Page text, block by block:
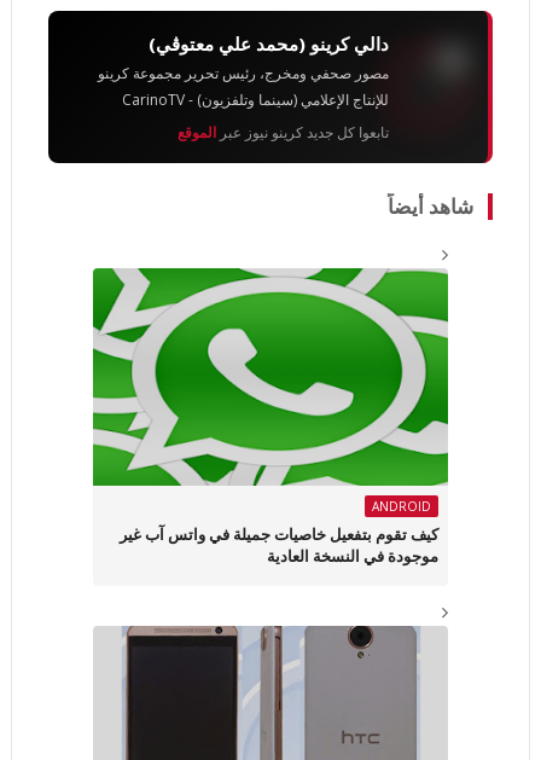
دالي كرينو (محمد علي معتوڨي)
مصور صحفي ومخرج، رئيس تحرير مجموعة كرينو
للإنتاج الإعلامي (سينما وتلفزيون) - CarinoTV
تابعوا كل جديد كرينو نيوز عبر الموقع
شاهد أيضاً
ANDROID
كيف تقوم بتفعيل خاصيات جميلة في واتس آب غير
موجودة في النسخة العادية